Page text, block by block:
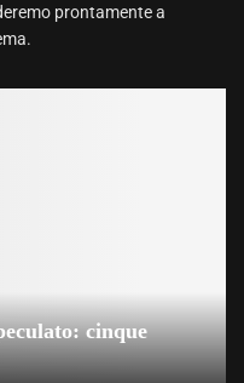
prontamente a
cinque